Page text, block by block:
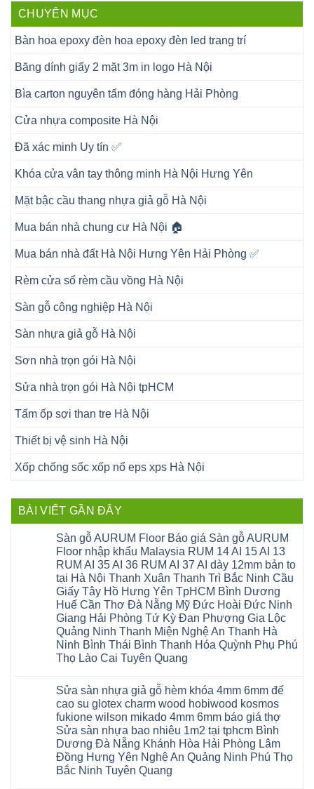
CHUYÊN MỤC
Bàn hoa epoxy đèn hoa epoxy đèn led trang trí
Băng dính giấy 2 mặt 3m in logo Hà Nội
Bìa carton nguyên tấm đóng hàng Hải Phòng
Cửa nhựa composite Hà Nội
Đã xác minh Uy tín ✅
Khóa cửa vân tay thông minh Hà Nội Hưng Yên
Mặt bậc cầu thang nhựa giả gỗ Hà Nội
Mua bán nhà chung cư Hà Nội 🏠
Mua bán nhà đất Hà Nội Hưng Yên Hải Phòng ✅
Rèm cửa sổ rèm cầu vồng Hà Nội
Sàn gỗ công nghiệp Hà Nội
Sàn nhựa giả gỗ Hà Nội
Sơn nhà trọn gói Hà Nội
Sửa nhà trọn gói Hà Nội tpHCM
Tấm ốp sợi than tre Hà Nội
Thiết bị vệ sinh Hà Nội
Xốp chống sốc xốp nổ eps xps Hà Nội
BÀI VIẾT GẦN ĐÂY
Sàn gỗ AURUM Floor Báo giá Sàn gỗ AURUM
Floor nhập khẩu Malaysia RUM 14 AI 15 AI 13
RUM AI 35 AI 36 RUM AI 37 AI dày 12mm bản to
tại Hà Nội Thanh Xuân Thanh Trì Bắc Ninh Cầu
Giấy Tây Hồ Hưng Yên TpHCM Bình Dương
Huế Cần Thơ Đà Nẵng Mỹ Đức Hoài Đức Ninh
Giang Hải Phòng Tứ Kỳ Đan Phượng Gia Lộc
Quảng Ninh Thanh Miện Nghệ An Thanh Hà
Ninh Bình Thái Bình Thanh Hóa Quỳnh Phụ Phú
Thọ Lào Cai Tuyên Quang
bình
luận
ở
Sàn
gỗ
AURUM
Floor
Báo
giá
Sàn
Sửa sàn nhựa giả gỗ hèm khóa 4mm 6mm đế
cao su glotex charm wood hobiwood kosmos
fukione wilson mikado 4mm 6mm báo giá thợ
Sửa sàn nhựa bao nhiêu 1m2 tại tphcm Bình
Dương Đà Nẵng Khánh Hòa Hải Phòng Lâm
Đồng Hưng Yên Nghệ An Quảng Ninh Phú Thọ
Bắc Ninh Tuyên Quang